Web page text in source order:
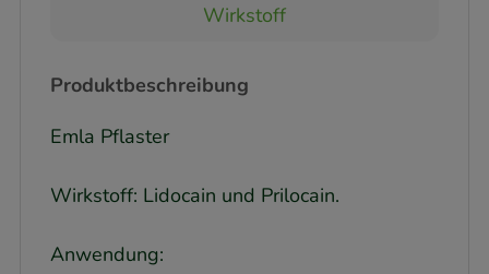
Wirkstoff
Produktbeschreibung
Emla Pflaster
Wirkstoff: Lidocain und Prilocain.
Anwendung: